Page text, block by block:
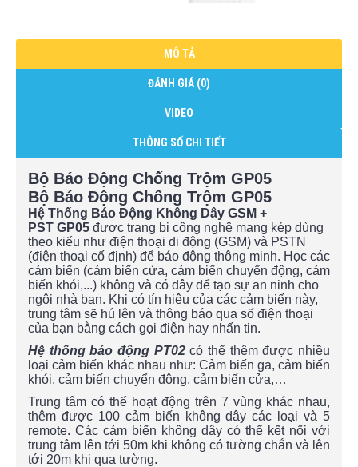
MÔ TẢ
ĐÁNH GIÁ (0)
VIDEO
THÔNG SỐ CHI TIẾT
Bộ Báo Động Chống Trộm GP05
Bộ Báo Động Chống Trộm GP05
Hệ Thống Báo Động Không Dây GSM +
PST GP05 được trang bị công nghệ mạng kép dùng
theo kiểu như điện thoại di động (GSM) và PSTN
(điện thoại cố định) để báo động thông minh. Học các
cảm biến (cảm biến cửa, cảm biến chuyển động, cảm
biến khói,...) không và có dây để tạo sự an ninh cho
ngôi nhà bạn. Khi có tín hiệu của các cảm biến này,
trung tâm sẽ hú lên và thông báo qua số điện thoại
của bạn bằng cách gọi điện hay nhấn tin.
Hệ thống báo động PT02có thể thêm được nhiều
loại cảm biến khác nhau như: Cảm biến ga, cảm biến
khói, cảm biến chuyển động, cảm biến cửa,…
Trung tâm có thể hoạt động trên 7 vùng khác nhau,
thêm được 100 cảm biến không dây các loại và 5
remote. Các cảm biến không dây có thể kết nối với
trung tâm lên tới 50m khi không có tường chắn và lên
tới 20m khi qua tường.